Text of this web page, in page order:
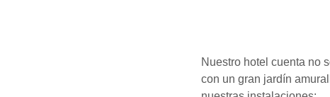
Nuestro hotel cuenta no
con un gran jardín